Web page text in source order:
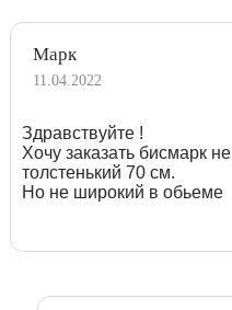
Марк
11.04.2022
Здравствуйте !
Хочу заказать бисмарк
толстенький 70 см.
Но не широкий в обьеме